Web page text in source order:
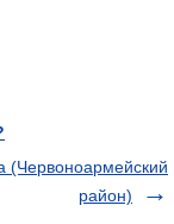
(Червоноармейский
район)